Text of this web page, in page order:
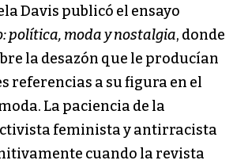
Davis publicó el ensayo
política, moda y nostalgia, donde
la desazón que le producían
referencias a su figura en el
La paciencia de la
feminista y antirracista
cuando la revista